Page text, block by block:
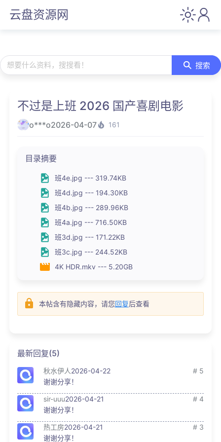
云盘资源网
想要什么资料，搜搜看！ 搜索
不过是上班 2026 国产喜剧电影
o***o2026-04-07 161
目录摘要
班4e.jpg --- 319.74KB
班4d.jpg --- 194.30KB
班4b.jpg --- 289.96KB
班4a.jpg --- 716.50KB
班3d.jpg --- 171.22KB
班3c.jpg --- 244.52KB
4K HDR.mkv --- 5.20GB
本帖含有隐藏内容，请您回复后查看
最新回复(5)
秋水伊人2026-04-22
# 5
谢谢分享！
sir-uuu2026-04-21
# 4
谢谢分享！
热工房2026-04-21
# 3
谢谢分享！